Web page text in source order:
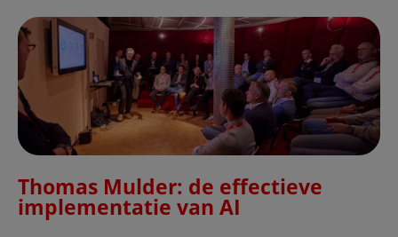
Thomas Mulder: de effectieve
implementatie van AI